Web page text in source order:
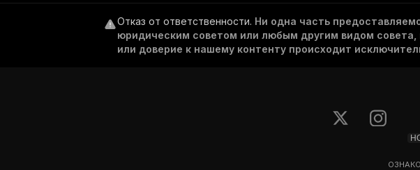
Отказ от ответственности. Ни одна часть
юридическим советом или любым другим видом
или доверие к нашему контенту происходит